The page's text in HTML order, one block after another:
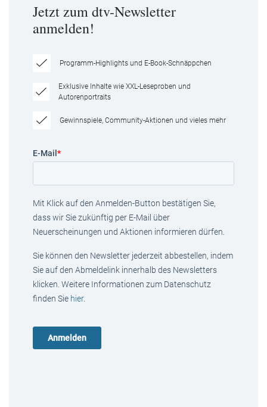
Jetzt zum dtv-Newsletter
anmelden!
Programm-Highlights und E-Book-Schnäppchen
Exklusive Inhalte wie XXL-Leseproben und
Autorenportraits
Gewinnspiele, Community-Aktionen und vieles mehr
E-Mail *
Mit Klick auf den Anmelden-Button bestätigen Sie,
dass wir Sie zukünftig per E-Mail über
Neuerscheinungen und Aktionen informieren dürfen.
Sie können den Newsletter jederzeit abbestellen, indem
Sie auf den Abmeldelink innerhalb des Newsletters
klicken. Weitere Informationen zum Datenschutz
finden Sie hier.